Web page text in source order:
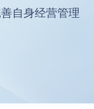
自身经营管理